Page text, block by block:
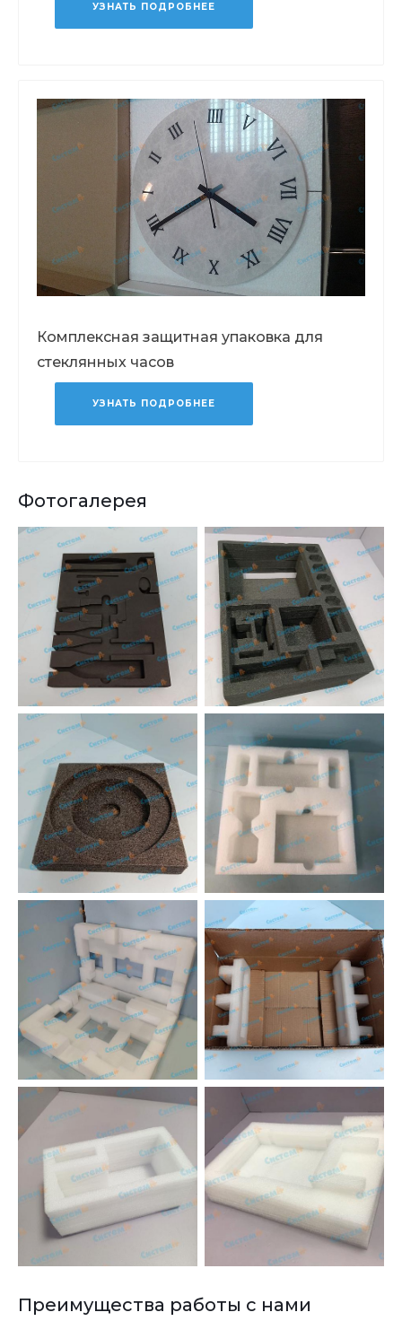
УЗНАТЬ ПОДРОБНЕЕ
Комплексная защитная упаковка для
стеклянных часов
УЗНАТЬ ПОДРОБНЕЕ
Фотогалерея
Преимущества работы с нами